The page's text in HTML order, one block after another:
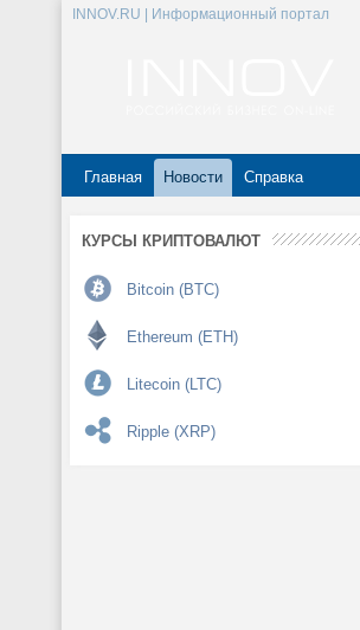
INNOV.RU | Информационный портал
Главная Новости Справка
КУРСЫ КРИПТОВАЛЮТ
Bitcoin (BTC)
Ethereum (ETH)
Litecoin (LTC)
Ripple (XRP)